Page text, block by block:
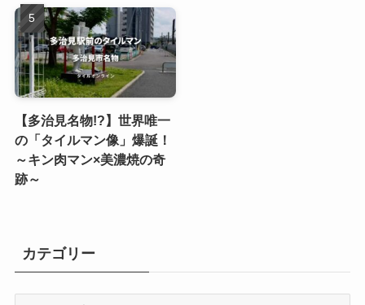
【多治見名物!?】世界唯一
の「タイルマン像」爆誕！
～キン肉マン×美濃焼の奇
跡～
カテゴリー